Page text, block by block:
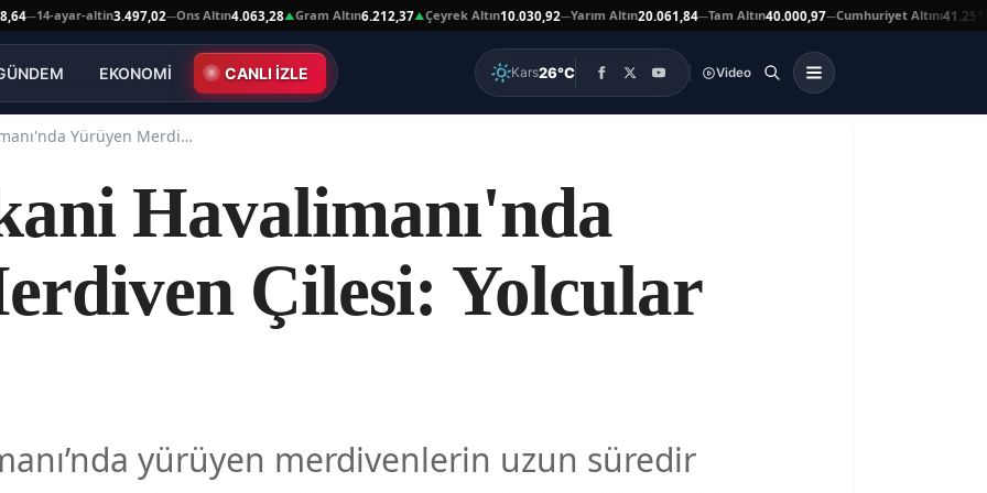
ayar-altin3.497,02—Ons Altın4.063,28▲Gram Altın6.212,37▲Çeyrek Altın10.030,92—Yarım Altın20.061,84—Tam Altın40.000,97—Cumhuriyet Altını41.251,00▼
EKONOMİ CANLI İZLE Kars26°C Video
Kars Harakani Havalimanı'nda Yürüyen Merdiven Çilesi: Yolcular Mağdur!
Havalimanı'nda
Çilesi: Yolcular
yürüyen merdivenlerin uzun süredir